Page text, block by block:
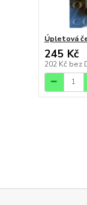
Úpletová
245 Kč
202 Kč bez